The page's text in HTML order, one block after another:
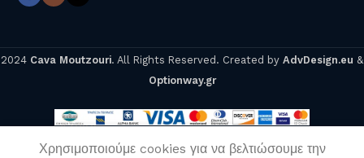
2024 Cava Moutzouri. All Rights Reserved. Created by AdvDesign.eu &
Optionway.gr
Χρησιμοποιούμε cookies για να βελτιώσουμε την
LAZRIDI
24,00 € ΠΡΟΣΘΉΚΗ